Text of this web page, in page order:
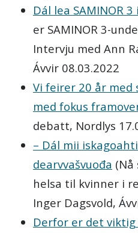
Dál lea SAMINOR
er SAMINOR 3-
Intervju med Ann
Ávvir 08.03.2022
Vi feirer 20 år med
med fokus
debatt, Nordlys
– Dál mii
dearvvašvuođa (Nå
helsa til kvinner i
Inger Dagsvold,
Derfor er det viktig